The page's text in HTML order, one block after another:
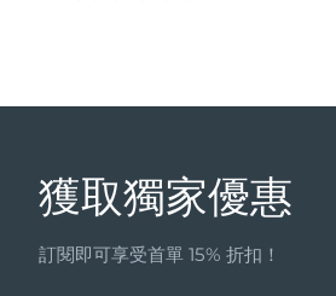
獲取獨家優惠
訂閱即可享受首單 15% 折扣！